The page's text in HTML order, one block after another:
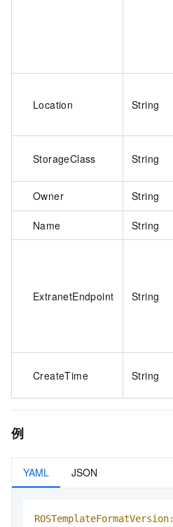
Location String
StorageClass String
Owner String
Name String
ExtranetEndpoint String
CreateTime String
例
YAML JSON
ROSTemplateFormatVersion: